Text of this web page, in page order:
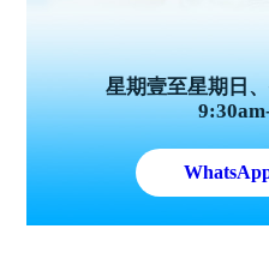
星期壹至星期日